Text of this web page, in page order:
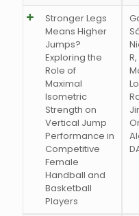
Stronger Legs
Means Higher
Jumps?
Exploring the
Role of
Maximal
Isometric
Strength on
Vertical Jump
Performance in
Competitive
Female
Handball and
Basketball
Players